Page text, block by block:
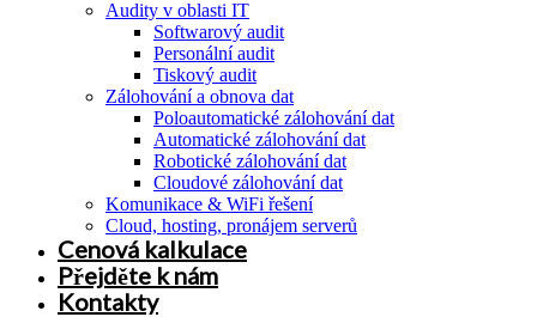
Audity v oblasti IT
Softwarový audit
Personální audit
Tiskový audit
Zálohování a obnova dat
Poloautomatické zálohování dat
Automatické zálohování dat
Robotické zálohování dat
Cloudové zálohování dat
Komunikace & WiFi řešení
Cloud, hosting, pronájem serverů
Cenová kalkulace
Přejděte k nám
Kontakty